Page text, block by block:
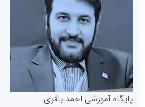
پایگاه آموزشی احمد باقری